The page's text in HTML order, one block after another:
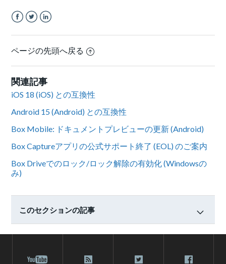
ページの先頭へ戻る
関連記事
iOS 18 (iOS) との互換性
Android 15 (Android) との互換性
Box Mobile: ドキュメントプレビューの更新 (Android)
Box Captureアプリの公式サポート終了 (EOL) のご案内
Box Driveでのロック/ロック解除の有効化 (Windowsの
み)
このセクションの記事